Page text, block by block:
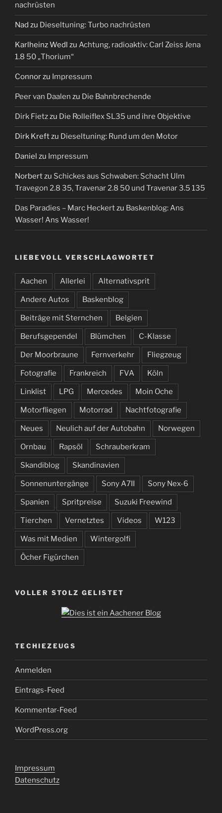
nachrüsten
Nad zu Dieseltuning: Turbo nachrüsten
Karlheinz Wedl zu Achtung, radioaktiv: Carl Zeiss Jena
1.8 50 „Thorium“
Connorzu Impressum
Peer van Daalen zu Die Bahnbrechende
Dirk Fietzzu Die Rolleiflex SL35 und ihre Objektive
Dirk Kreftzu Dieseltuning: Rund um den Motor
Daniel zu Impressum
Norbertzu Schickes aus Schwaben: Schacht Ulm
Travegon 2.8 35, Travenar 2.8 50 und Travenar 3.5 135
Das Paradies – Marc Heckertzu Baskenblog: Ans
Wasser! Ans Wasser!
LIEBEVOLL VERSCHLAGWORTET
Aachen Allerlei Alternativsprit
Andere Autos Baskenblog
Beiträge mit Sternchen Belgien
Berufsgependel Blümchen C-Klasse
Der Moorbraune Fernverkehr Fliegzeug
Fotografie Frankreich FVA Köln
Linklist LPG Mercedes Moin Oche
Motorfliegen Motorrad Nachtfotografie
Neues Neulich auf der Autobahn Norwegen
Ornbau Rapsöl Schrauberkram
Skandiblog Skandinavien
Sonnenuntergänge Sony A7II Sony Nex-6
Spanien Spritpreise Suzuki Freewind
Tierchen Vernetztes Videos W123
Was mit Medien Wintergolfi
Öcher Figürchen
VOLLER STOLZ GELISTET
TECHIEZEUGS
Anmelden
Eintrags-Feed
Kommentar-Feed
WordPress.org
Impressum
Datenschutz